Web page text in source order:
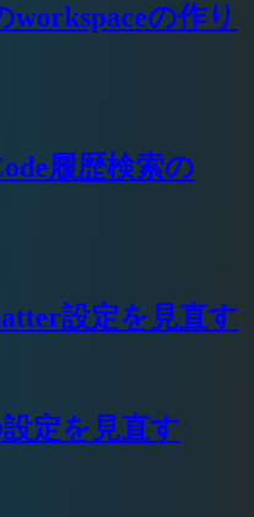
workspaceの作り
履歴検索の
設定を見直す
定を見直す